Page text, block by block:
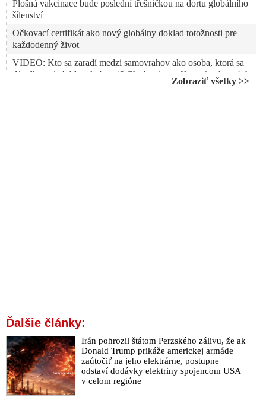
Plošná vakcinace bude poslední třešničkou na dortu globálního
šílenství
Očkovací certifikát ako nový globálny doklad totožnosti pre
každodenný život
VIDEO: Kto sa zaradí medzi samovrahov ako osoba, ktorá sa
dá očkovať rýchlovakcínami? Chcú najprv očkovať pokusných
spoločností Pfizer/BioNTech, AstraZeneca a Moderna
Britská Národná zdravotná služba varuje alergikov pred
podaním vakcíny proti koronavírusu
Konferencia biskupov Slovenska podporuje očkovanie na
Covid
Zobraziť všetky >>
Ďalšie články:
Irán pohrozil štátom Perzského zálivu, že ak
Donald Trump prikáže americkej armáde
zaútočiť na jeho elektrárne, postupne
odstaví dodávky elektriny spojencom USA
v celom regióne